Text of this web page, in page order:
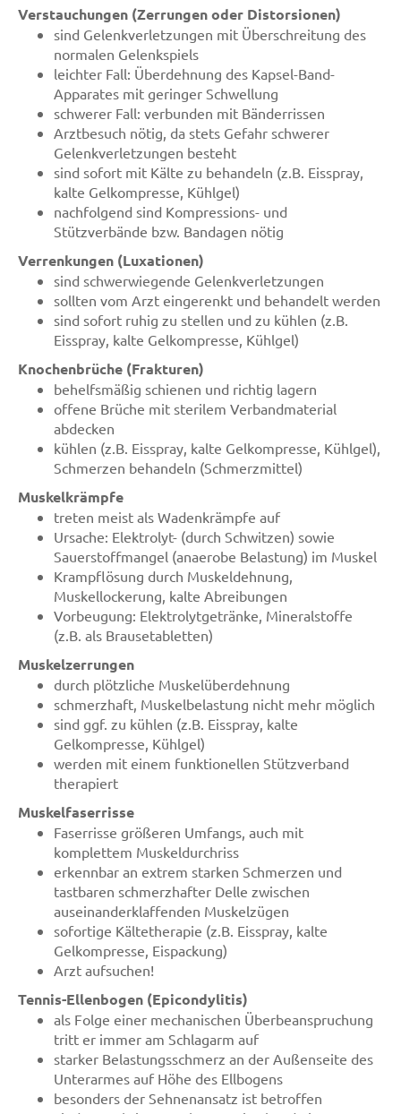
Verstauchungen (Zerrungen oder Distorsionen)
sind Gelenkverletzungen mit Überschreitung des
normalen Gelenkspiels
leichter Fall: Überdehnung des Kapsel-Band-
Apparates mit geringer Schwellung
schwerer Fall: verbunden mit Bänderrissen
Arztbesuch nötig, da stets Gefahr schwerer
Gelenkverletzungen besteht
sind sofort mit Kälte zu behandeln (z.B. Eisspray,
kalte Gelkompresse, Kühlgel)
nachfolgend sind Kompressions- und
Stützverbände bzw. Bandagen nötig
Verrenkungen (Luxationen)
sind schwerwiegende Gelenkverletzungen
sollten vom Arzt eingerenkt und behandelt werden
sind sofort ruhig zu stellen und zu kühlen (z.B.
Eisspray, kalte Gelkompresse, Kühlgel)
Knochenbrüche (Frakturen)
behelfsmäßig schienen und richtig lagern
offene Brüche mit sterilem Verbandmaterial
abdecken
kühlen (z.B. Eisspray, kalte Gelkompresse, Kühlgel),
Schmerzen behandeln (Schmerzmittel)
Muskelkrämpfe
treten meist als Wadenkrämpfe auf
Ursache: Elektrolyt- (durch Schwitzen) sowie
Sauerstoffmangel (anaerobe Belastung) im Muskel
Krampflösung durch Muskeldehnung,
Muskellockerung, kalte Abreibungen
Vorbeugung: Elektrolytgetränke, Mineralstoffe
(z.B. als Brausetabletten)
Muskelzerrungen
durch plötzliche Muskelüberdehnung
schmerzhaft, Muskelbelastung nicht mehr möglich
sind ggf. zu kühlen (z.B. Eisspray, kalte
Gelkompresse, Kühlgel)
werden mit einem funktionellen Stützverband
therapiert
Muskelfaserrisse
Faserrisse größeren Umfangs, auch mit
komplettem Muskeldurchriss
erkennbar an extrem starken Schmerzen und
tastbaren schmerzhafter Delle zwischen
auseinanderklaffenden Muskelzügen
sofortige Kältetherapie (z.B. Eisspray, kalte
Gelkompresse, Eispackung)
Arzt aufsuchen!
Tennis-Ellenbogen (Epicondylitis)
als Folge einer mechanischen Überbeanspruchung
tritt er immer am Schlagarm auf
starker Belastungsschmerz an der Außenseite des
Unterarmes auf Höhe des Ellbogens
besonders der Sehnenansatz ist betroffen